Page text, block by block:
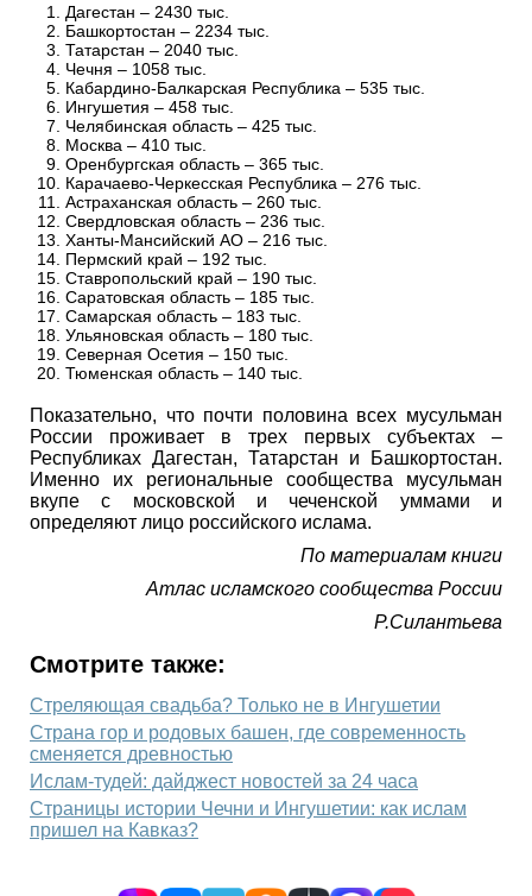
Дагестан – 2430 тыс.
Башкортостан – 2234 тыс.
Татарстан – 2040 тыс.
Чечня – 1058 тыс.
Кабардино-Балкарская Республика – 535 тыс.
Ингушетия – 458 тыс.
Челябинская область – 425 тыс.
Москва – 410 тыс.
Оренбургская область – 365 тыс.
Карачаево-Черкесская Республика – 276 тыс.
Астраханская область – 260 тыс.
Свердловская область – 236 тыс.
Ханты-Мансийский АО – 216 тыс.
Пермский край – 192 тыс.
Ставропольский край – 190 тыс.
Саратовская область – 185 тыс.
Самарская область – 183 тыс.
Ульяновская область – 180 тыс.
Северная Осетия – 150 тыс.
Тюменская область – 140 тыс.
Показательно, что почти половина всех мусульман
России проживает в трех первых субъектах –
Республиках Дагестан, Татарстан и Башкортостан.
Именно их региональные сообщества мусульман
вкупе с московской и чеченской уммами и
определяют лицо российского ислама.
По материалам книги
Атлас исламского сообщества России
Р.Силантьева
Смотрите также:
Стреляющая свадьба? Только не в Ингушетии
Страна гор и родовых башен, где современность
сменяется древностью
Ислам-тудей: дайджест новостей за 24 часа
Страницы истории Чечни и Ингушетии: как ислам
пришел на Кавказ?